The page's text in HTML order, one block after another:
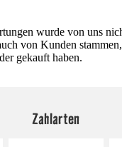
wurde von uns
von Kunden
gekauft haben.
Zahlarten